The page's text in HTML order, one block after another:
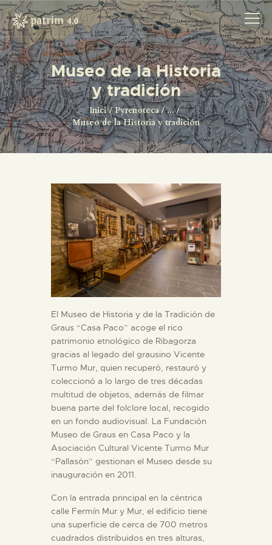
Museo de la Historia
y tradición
Inici Pyrenoteca
...
Museo de la Historia y tradición
INICI
PYRENOTECA 4.0
PROJECTES
LA XARXA
PROJECTES
El Museo de Historia y de la Tradición de
Graus “Casa Paco” acoge el rico
patrimonio etnológico de Ribagorza
gracias al legado del grausino Vicente
Turmo Mur, quien recuperó, restauró y
coleccionó a lo largo de tres décadas
multitud de objetos, además de filmar
buena parte del folclore local, recogido
en un fondo audiovisual. La Fundación
Museo de Graus en Casa Paco y la
Asociación Cultural Vicente Turmo Mur
“Pallasón” gestionan el Museo desde su
inauguración en 2011.
Con la entrada principal en la céntrica
calle Fermín Mur y Mur, el edificio tiene
una superficie de cerca de 700 metros
cuadrados distribuidos en tres alturas,